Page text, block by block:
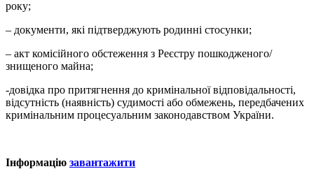
року;
– документи, які підтверджують родинні стосунки;
– акт комісійного обстеження з Реєстру пошкодженого/
знищеного майна;
-довідка про притягнення до кримінальної відповідальності,
відсутність (наявність) судимості або обмежень, передбачених
кримінальним процесуальним законодавством України.
Інформацію завантажити